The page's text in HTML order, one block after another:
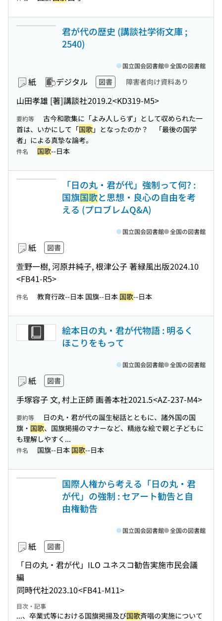
君が代の歴史 (講談社学術文庫 ;
2540)
紙 デジタル 図書 障害者向け資料あり
山田孝雄 [著]講談社2019.2<KD319-M5>
国立国会図書館 全国の図書館
要約等
古今和歌集に「よみ人しらず」として収められた一
首は、いかにして「国歌」となったのか？ 「最後の国学
者」による真摯な論考。
件名 国歌--日本
「日の丸・君が代」強制って何? :
国旗国歌と思想・良心の自由を考
える (プロブレムQ&A)
紙 図書
萱野一樹, 河原井純子, 根津公子 著緑風出版2024.10
<FB41-R5>
国立国会図書館 全国の図書館
件名 教育行政--日本 国旗--日本 国歌--日本
絵本日の丸・君が代物語 : 明るく
ほこりをもって
紙 図書
手塚容子 文, 村上正師 画善本社2021.5<AZ-237-M4>
国立国会図書館 全国の図書館
要約等
日の丸・君が代の誕生秘話とともに、諸外国の国
旗・ 国歌、国旗掲揚のマナーなど、精緻な絵で親と子どもに
も理解しやすく...
件名 国旗--日本 国歌--日本
国際人権から考える「日の丸・君
が代」の強制 : セアート勧告と自
由権勧告
紙 図書
「日の丸・君が代」ILO ユネスコ勧告実施市民会議
編
同時代社2023.10<FB41-M11>
国立国会図書館 全国の図書館
目次・記事
...、卒業式等における国旗掲揚及び国歌斉唱の実施について